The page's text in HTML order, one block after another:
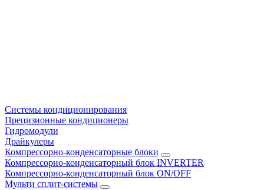
Системы кондиционирования
Прецизионные кондиционеры
Гидромодули
Драйкулеры
Компрессорно-конденсаторные блоки
Компрессорно-конденсаторный блок INVERTER
Компрессорно-конденсаторный блок ON/OFF
Мульти сплит-системы